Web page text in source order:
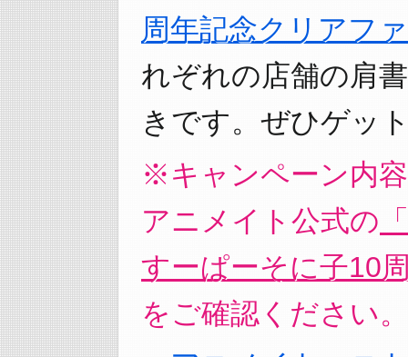
周年記念クリアフ
れぞれの店舗の肩
きです。ぜひゲッ
※キャンペーン内
アニメイト公式の
すーぱーそに子10
をご確認ください。